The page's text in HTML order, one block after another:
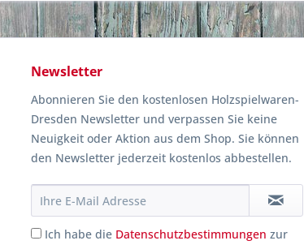
Newsletter
Abonnieren Sie den kostenlosen Holzspielwaren-
Dresden Newsletter und verpassen Sie keine
Neuigkeit oder Aktion aus dem Shop. Sie können
den Newsletter jederzeit kostenlos abbestellen.
Ich habe die Datenschutzbestimmungen zur